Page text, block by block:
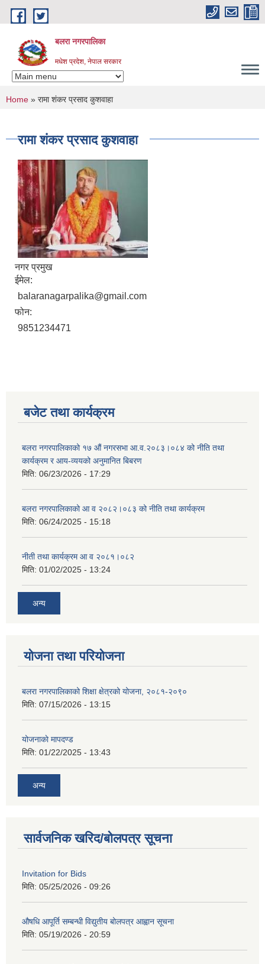
Skip to main content
बलरा नगरपालिका
मधेश प्रदेश, नेपाल सरकार
You are here
Home » रामा शंकर प्रसाद कुशवाहा
रामा शंकर प्रसाद कुशवाहा
नगर प्रमुख
ईमेल:
balaranagarpalika@gmail.com
फोन:
9851234471
बजेट तथा कार्यक्रम
बलरा नगरपालिकाको १७ औं नगरसभा आ.व.२०८३।०८४ को नीति तथा
कार्यक्रम र आय-व्ययको अनुमानित बिबरण
मिति: 06/23/2026 - 17:29
बलरा नगरपालिकाको आ व २०८२।०८३ को नीति तथा कार्यक्रम
मिति: 06/24/2025 - 15:18
नीती तथा कार्यक्रम आ व २०८१।०८२
मिति: 01/02/2025 - 13:24
अन्य
योजना तथा परियोजना
बलरा नगरपालिकाको शिक्षा क्षेत्रको योजना, २०८१-२०९०
मिति: 07/15/2026 - 13:15
योजनाकाे मापदण्ड
मिति: 01/22/2025 - 13:43
अन्य
सार्वजनिक खरिद/बोलपत्र सूचना
Invitation for Bids
मिति: 05/25/2026 - 09:26
औषधि आपूर्ति सम्बन्धी विद्युतीय बोलपत्र आह्वान सूचना
मिति: 05/19/2026 - 20:59